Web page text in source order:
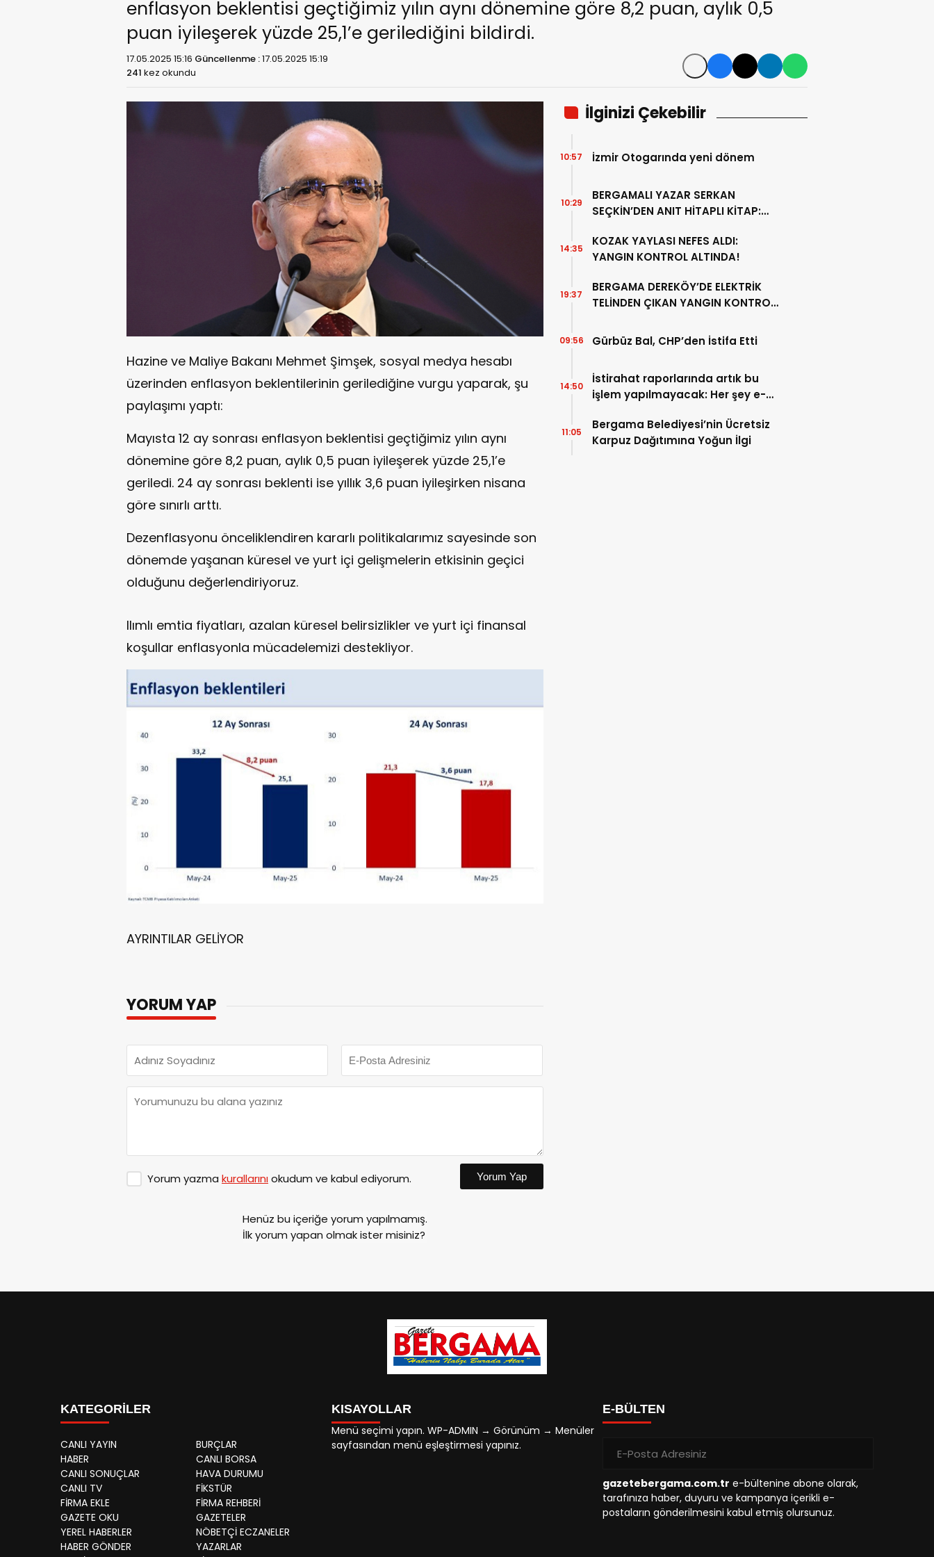
enflasyon beklentisi geçtiğimiz yılın aynı dönemine göre 8,2 puan, aylık 0,5
puan iyileşerek yüzde 25,1’e gerilediğini bildirdi.
17.05.2025 15:16 Güncellenme :17.05.2025 15:19
241 kez okundu
Hazine ve Maliye Bakanı Mehmet Şimşek, sosyal medya hesabı
üzerinden enflasyon beklentilerinin gerilediğine vurgu yaparak, şu
paylaşımı yaptı:
Mayısta 12 ay sonrası enflasyon beklentisi geçtiğimiz yılın aynı
dönemine göre 8,2 puan, aylık 0,5 puan iyileşerek yüzde 25,1’e
geriledi. 24 ay sonrası beklenti ise yıllık 3,6 puan iyileşirken nisana
göre sınırlı arttı.
Dezenflasyonu önceliklendiren kararlı politikalarımız sayesinde son
dönemde yaşanan küresel ve yurt içi gelişmelerin etkisinin geçici
olduğunu değerlendiriyoruz.
Ilımlı emtia fiyatları, azalan küresel belirsizlikler ve yurt içi finansal
koşullar enflasyonla mücadelemizi destekliyor.
AYRINTILAR GELİYOR
YORUM YAP
Yorum yazma kurallarınıokudum ve kabul ediyorum. Yorum Yap
Henüz bu içeriğe yorum yapılmamış.
İlk yorum yapan olmak ister misiniz?
İlginizi Çekebilir
İzmir Otogarında yeni dönem
10:57
BERGAMALI YAZAR SERKAN
SEÇKİN’DEN ANIT HİTAPLI KİTAP:
10:29
KOZAK YAYLASI NEFES ALDI:
YANGIN KONTROL ALTINDA!
14:35
BERGAMA DEREKÖY’DE ELEKTRİK
TELİNDEN ÇIKAN YANGIN KONTROL
19:37
Gürbüz Bal, CHP’den İstifa Etti
09:56
İstirahat raporlarında artık bu
işlem yapılmayacak: Her şey e-
14:50
Bergama Belediyesi’nin Ücretsiz
Karpuz Dağıtımına Yoğun İlgi
11:05
KATEGORİLER
CANLI YAYIN
BURÇLAR
HABER
CANLI BORSA
CANLI SONUÇLAR
HAVA DURUMU
CANLI TV
FİKSTÜR
FİRMA EKLE
FİRMA REHBERİ
GAZETE OKU
GAZETELER
YEREL HABERLER
NÖBETÇİ ECZANELER
HABER GÖNDER
YAZARLAR
KISAYOLLAR
Menü seçimi yapın. WP-ADMIN → Görünüm → Menüler
sayfasından menü eşleştirmesi yapınız.
E-BÜLTEN
gazetebergama.com.tr e-bültenine abone olarak,
tarafınıza haber, duyuru ve kampanya içerikli e-
postaların gönderilmesini kabul etmiş olursunuz.